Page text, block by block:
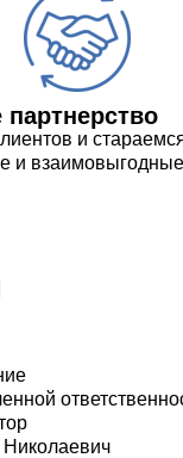
и
и